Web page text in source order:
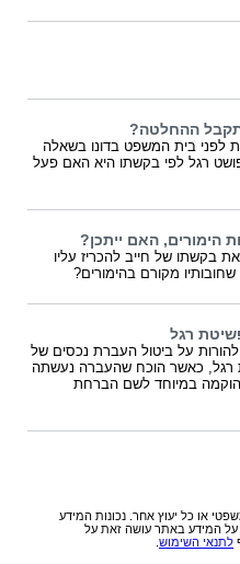
ההחלטה?
לפני בית המשפט בדונו בשאלה
רגל לפי בקשתו היא האם פעל
הימורים, האם ייתכן?
בקשתו של חייב להכריז עליו
מקורם בהימורים?
רגל
על ביטול העברת נכסים של
רגל, כאשר הוכח שהעברה נעשתה
במיוחד לשם הברחת
או כל יעוץ אחר. נכונות המידע
המידע באתר עושה זאת על
לתנאי השימוש